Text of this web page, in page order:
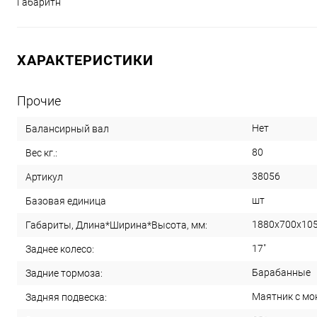
Габаритн
ХАРАКТЕРИСТИКИ
Прочие
Балансирный вал Нет
Вес кг.: 80
Артикул 38056
Базовая единица шт
Габариты, Длина*Ширина*Высота, мм:
Заднее колесо: 17"
Задние тормоза: Барабанные
Задняя подвеска: Маятник с